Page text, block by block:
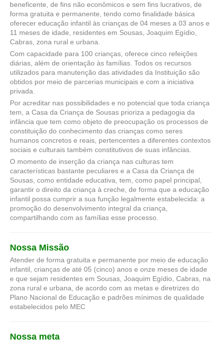
beneficente, de fins não econômicos e sem fins lucrativos, de
forma gratuita e permanente, tendo como finalidade básica
oferecer educação infantil às crianças de 04 meses a 03 anos e
11 meses de idade, residentes em Sousas, Joaquim Egídio,
Cabras, zona rural e urbana.
Com capacidade para 100 crianças, oferece cinco refeições
diárias, além de orientação às famílias. Todos os recursos
utilizados para manutenção das atividades da Instituição são
obtidos por meio de parcerias municipais e com a iniciativa
privada.
Por acreditar nas possibilidades e no potencial que toda criança
tem, a Casa da Criança de Sousas prioriza a pedagogia da
infância que tem como objeto de preocupação os processos de
constituição do conhecimento das crianças como seres
humanos concretos e reais, pertencentes a diferentes contextos
sociais e culturais também constitutivos de suas infâncias.
O momento de inserção da criança nas culturas tem
características bastante peculiares e a Casa da Criança de
Sousas, como entidade educativa, tem, como papel principal,
garantir o direito da criança à creche, de forma que a educação
infantil possa cumprir a sua função legalmente estabelecida: a
promoção do desenvolvimento integral da criança,
compartilhando com as famílias esse processo.
Nossa Missão
Atender de forma gratuita e permanente por meio de educação
infantil, crianças de até 05 (cinco) anos e onze meses de idade
e que sejam residentes em Sousas, Joaquim Egídio, Cabras, na
zona rural e urbana, de acordo com as metas e diretrizes do
Plano Nacional de Educação e padrões mínimos de qualidade
estabelecidos pelo MEC
Nossa meta